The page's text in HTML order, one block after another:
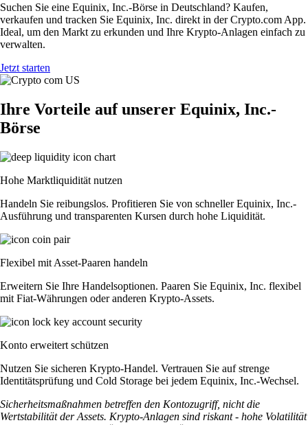
Suchen Sie eine Equinix, Inc.-Börse in Deutschland? Kaufen,
verkaufen und tracken Sie Equinix, Inc. direkt in der Crypto.com App.
Ideal, um den Markt zu erkunden und Ihre Krypto-Anlagen einfach zu
verwalten.
Jetzt starten
Ihre Vorteile auf unserer Equinix, Inc.-
Börse
Hohe Marktliquidität nutzen
Handeln Sie reibungslos. Profitieren Sie von schneller Equinix, Inc.-
Ausführung und transparenten Kursen durch hohe Liquidität.
Flexibel mit Asset-Paaren handeln
Erweitern Sie Ihre Handelsoptionen. Paaren Sie Equinix, Inc. flexibel
mit Fiat-Währungen oder anderen Krypto-Assets.
Konto erweitert schützen
Nutzen Sie sicheren Krypto-Handel. Vertrauen Sie auf strenge
Identitätsprüfung und Cold Storage bei jedem Equinix, Inc.-Wechsel.
Sicherheitsmaßnahmen betreffen den Kontozugriff, nicht die
Wertstabilität der Assets. Krypto-Anlagen sind riskant - hohe Volatilität